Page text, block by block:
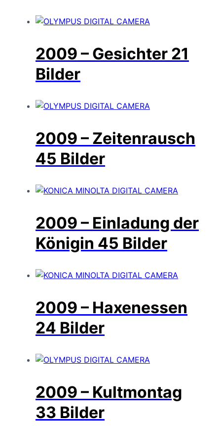
2009 – Gesichter 21
Bilder
2009 – Zeitenrausch
45 Bilder
2009 – Einladung der
Königin 45 Bilder
2009 – Haxenessen
24 Bilder
2009 – Kultmontag
33 Bilder